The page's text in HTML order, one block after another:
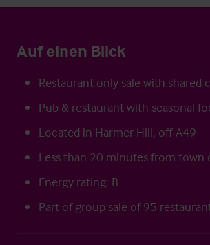
Auf einen Blick
Restaurant only sale with shared
Pub & restaurant with seasonal
Located in Harmer Hill, off A49
Less than 20 minutes from town
Energy rating: B
Part of group sale of 95